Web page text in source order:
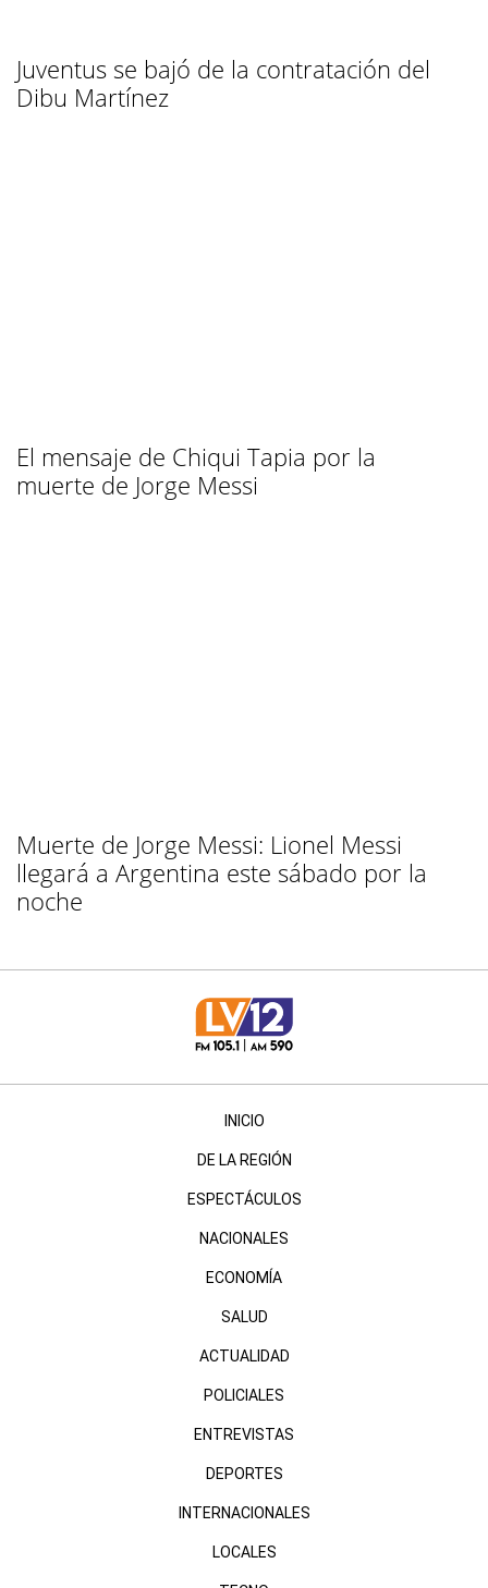
Juventus se bajó de la contratación del
Dibu Martínez
El mensaje de Chiqui Tapia por la
muerte de Jorge Messi
Muerte de Jorge Messi: Lionel Messi
llegará a Argentina este sábado por la
noche
INICIO
DE LA REGIÓN
ESPECTÁCULOS
NACIONALES
ECONOMÍA
SALUD
ACTUALIDAD
POLICIALES
ENTREVISTAS
DEPORTES
INTERNACIONALES
LOCALES